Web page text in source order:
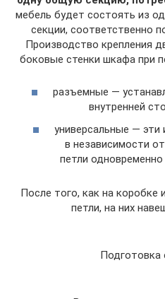
мебель будет состоять из
секции, соответственно
Производство крепления
боковые стенки шкафа при
разъемные —
внутренней
универсальные —
в независимости
петли одновременно
После того, как на коробке
петли, на них
Подготовка